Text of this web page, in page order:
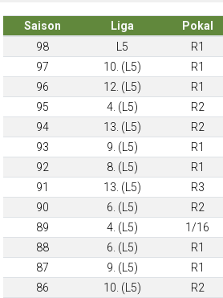
Saison Liga Pokal
98
L5 R1
97
10. (L5) R1
96
12. (L5) R1
95
4. (L5) R2
94
13. (L5) R2
93
9. (L5) R1
92
8. (L5) R1
91
13. (L5) R3
90
6. (L5) R2
89
4. (L5) 1/16
88
6. (L5) R1
87
9. (L5) R1
86
10. (L5) R2